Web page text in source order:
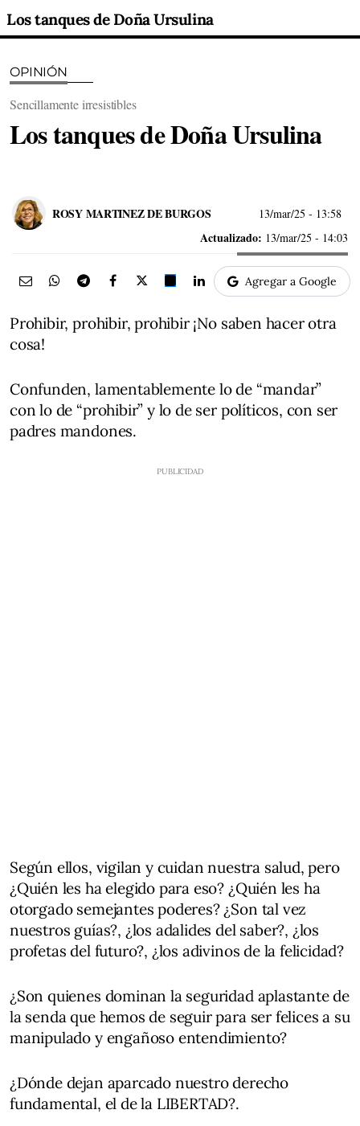
Los tanques de Doña Ursulina
OPINIÓN
Sencillamente irresistibles
Los tanques de Doña Ursulina
ROSY MARTINEZ DE BURGOS 13/mar/25 - 13:58
Actualizado: 13/mar/25 - 14:03
Agregar a Google
Prohibir, prohibir, prohibir ¡No saben hacer otra
cosa!
Confunden, lamentablemente lo de “mandar”
con lo de “prohibir” y lo de ser políticos, con ser
padres mandones.
Según ellos, vigilan y cuidan nuestra salud, pero
¿Quién les ha elegido para eso? ¿Quién les ha
otorgado semejantes poderes? ¿Son tal vez
nuestros guías?, ¿los adalides del saber?, ¿los
profetas del futuro?, ¿los adivinos de la felicidad?
¿Son quienes dominan la seguridad aplastante de
la senda que hemos de seguir para ser felices a su
manipulado y engañoso entendimiento?
¿Dónde dejan aparcado nuestro derecho
fundamental, el de la LIBERTAD?.